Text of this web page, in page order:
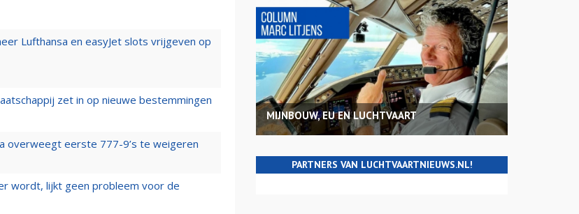
Lufthansa en easyJet slots vrijgeven op
zet in op nieuwe bestemmingen
overweegt eerste 777-9’s te weigeren
wordt, lijkt geen probleem voor de
MIJNBOUW, EU EN LUCHTVAART
PARTNERS VAN LUCHTVAARTNIEUWS.NL!